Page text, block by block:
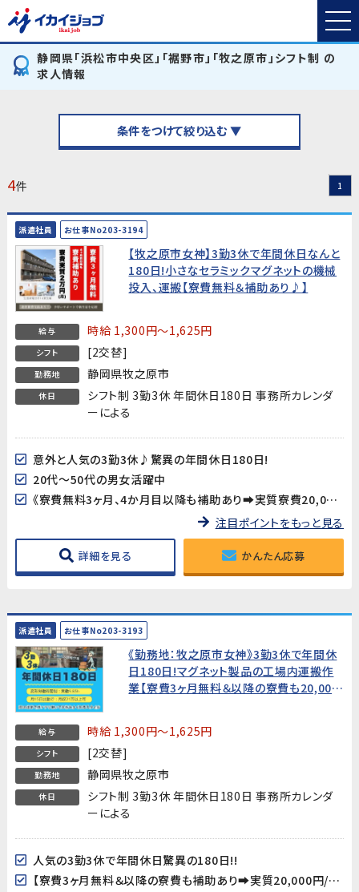
静岡県「浜松市中央区」「裾野市」「牧之原市」シフト制 の
求人情報
条件をつけて絞り込む ▼
4件 1
派遣社員 お仕事No203-3194
【牧之原市女神】3勤3休で年間休日なんと
180日!小さなセラミックマグネットの機械
投入、運搬【寮費無料＆補助あり♪】
給与 時給 1,300円～1,625円
シフト [2交替]
勤務地 静岡県牧之原市
休日
シフト制 3勤3休 年間休日180日 事務所カレンダ
ーによる
意外と人気の3勤3休♪驚異の年間休日180日!
20代～50代の男女活躍中
《寮費無料3ヶ月、4か月目以降も補助あり➡実質寮費20,000円/月》
注目ポイントをもっと見る
詳細を見る かんたん応募
派遣社員 お仕事No203-3193
《勤務地：牧之原市女神》3勤3休で年間休
日180日!マグネット製品の工場内運搬作
業【寮費3ヶ月無料＆以降の寮費も20,000
給与 時給 1,300円～1,625円
シフト [2交替]
勤務地 静岡県牧之原市
休日
シフト制 3勤3休 年間休日180日 事務所カレンダ
ーによる
人気の3勤3休で年間休日驚異の180日!!
【寮費3ヶ月無料＆以降の寮費も補助あり➡実質20,000円/月!】